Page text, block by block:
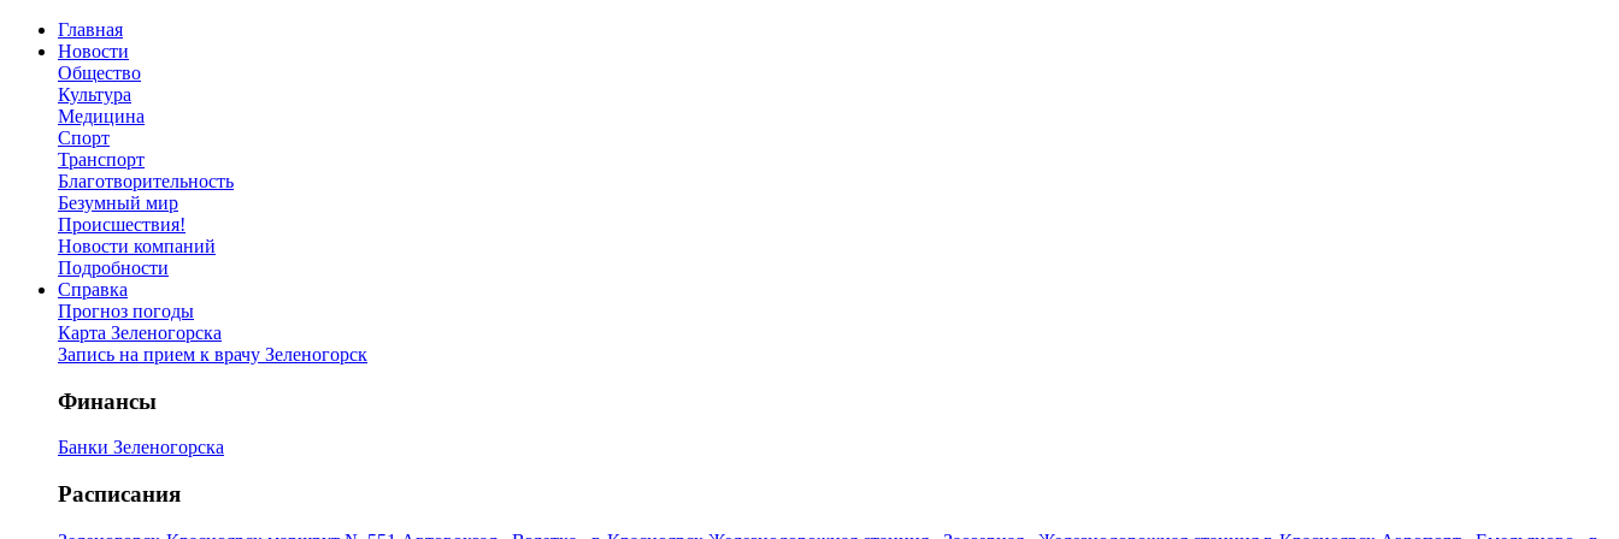
Главная
Новости
Общество
Культура
Медицина
Спорт
Транспорт
Благотворительность
Безумный мир
Происшествия!
Новости компаний
Подробности
Справка
Прогноз погоды
Карта Зеленогорска
Запись на прием к врачу Зеленогорск
Финансы
Банки Зеленогорска
Расписания